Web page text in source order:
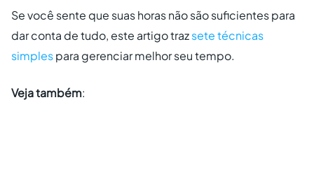
Se você sente que suas horas não são suficientes para
dar conta de tudo, este artigo trazsete técnicas
simplespara gerenciar melhor seu tempo.
Veja também: